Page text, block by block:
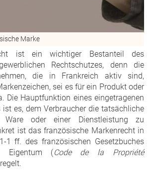
Marke
ist ein wichtiger Bestanteil des
Rechtschutzes, denn die
die in Frankreich aktiv sind,
sei es für ein Produkt oder
Die Hauptfunktion eines eingetragenen
ist es, dem Verbraucher die tatsächliche
Ware oder einer Dienstleistung zu
ist das französische Markenrecht in
1 ff. des französischen Gesetzbuches
Eigentum (Code de la Propriété